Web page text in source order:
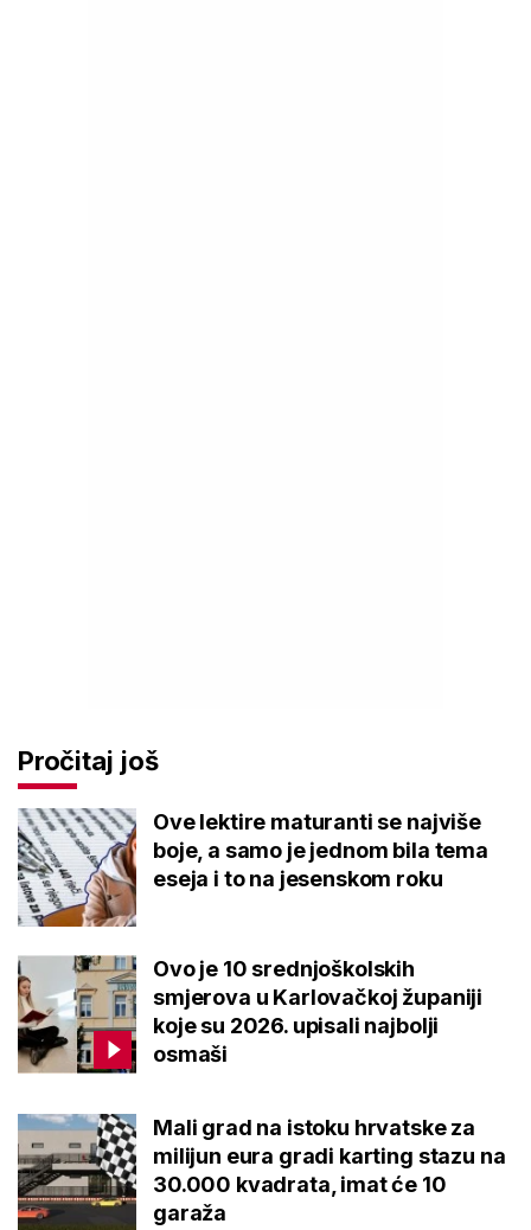
Pročitaj još
Ove lektire maturanti se najviše
boje, a samo je jednom bila tema
eseja i to na jesenskom roku
Ovo je 10 srednjoškolskih
smjerova u Karlovačkoj županiji
koje su 2026. upisali najbolji
osmaši
Mali grad na istoku hrvatske za
milijun eura gradi karting stazu na
30.000 kvadrata, imat će 10
garaža